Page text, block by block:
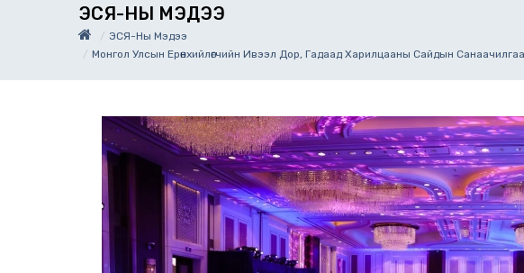
ЭСЯ-НЫ МЭДЭЭ
ЭСЯ-Ны Мэдээ
Монгол Улсын Ерөнхийлөгчийн Ивээл Дор, Гадаад Харилцааны Сайдын